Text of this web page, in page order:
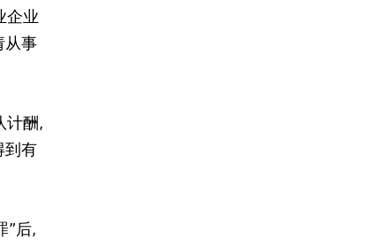
企业
从事
计酬,
到有
”后,